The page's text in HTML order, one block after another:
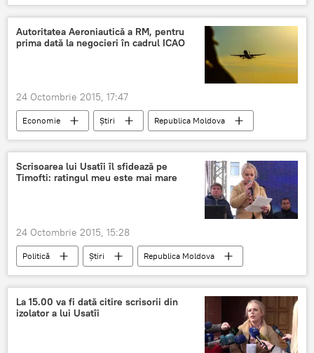
Cupcini
furt
bancomat
Suspecţi
paznic
Autoritatea Aeroniautică a RM, pentru
prima dată la negocieri în cadrul ICAO
24 Octombrie 2015, 17:47
Economie Știri
Republica Moldova
Consultări
Aeronautică
Scrisoarea lui Usatîi îl sfidează pe
Timofti: ratingul meu este mai mare
24 Octombrie 2015, 15:28
Politică Știri
Republica Moldova
Renato Usatîi
Ana Ursachi
Nicolae Timofti
Arest
Sfidare
Şeful Statului
La 15.00 va fi dată citire scrisorii din
izolator a lui Usatîi